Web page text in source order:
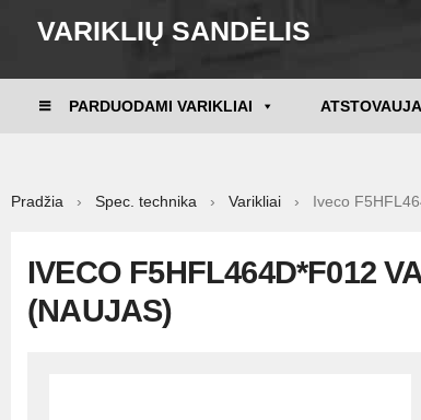
VARIKLIŲ SANDĖLIS
PARDUODAMI VARIKLIAI
Pradžia › Spec. technika › Varikliai › Iveco
IVECO F5HFL464D*F012
(NAUJAS)